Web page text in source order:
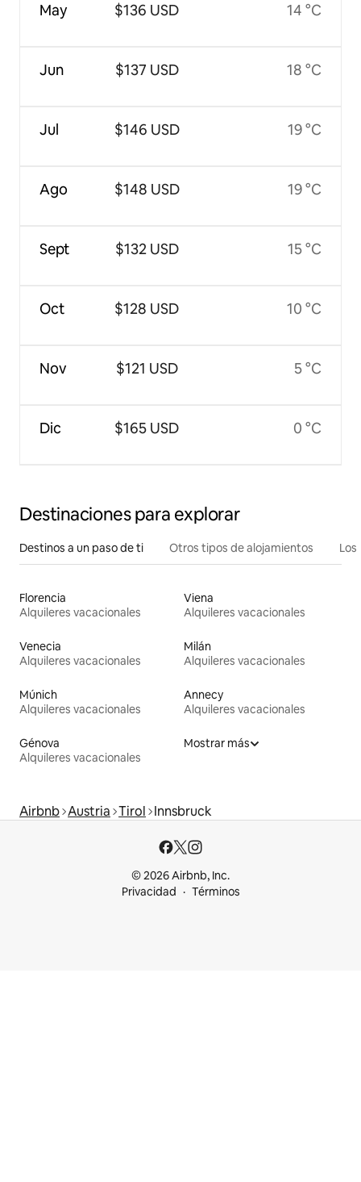
May
Jun
Jul
Ago
Sept
Oct
Nov
Dic
$136 USD
$137 USD
$146 USD
$148 USD
$132 USD
$128 USD
$121 USD
$165 USD
14 °C
18 °C
19 °C
19 °C
15 °C
10 °C
5 °C
0 °C
Destinaciones para explorar
Destinos a un paso de ti Otros tipos de alojamientos
Florencia
Alquileres vacacionales
Viena
Alquileres vacacionales
Venecia
Alquileres vacacionales
Milán
Alquileres vacacionales
Múnich
Alquileres vacacionales
Annecy
Alquileres vacacionales
Génova
Alquileres vacacionales
Mostrar más
Airbnb Austria Tirol Innsbruck
© 2026 Airbnb, Inc.
Privacidad
Términos